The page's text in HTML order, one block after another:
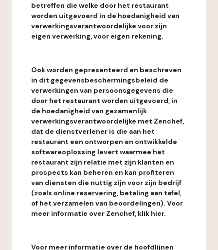
betreffen die welke door het restaurant
worden uitgevoerd in de hoedanigheid van
verwerkingsverantwoordelijke voor zijn
eigen verwerking, voor eigen rekening.
Ook worden gepresenteerd en beschreven
in dit gegevensbeschermingsbeleid de
verwerkingen van persoonsgegevens die
door het restaurant worden uitgevoerd, in
de hoedanigheid van gezamenlijk
verwerkingsverantwoordelijke met Zenchef,
dat de dienstverlener is die aan het
restaurant een ontworpen en ontwikkelde
softwareoplossing levert waarmee het
restaurant zijn relatie met zijn klanten en
prospects kan beheren en kan profiteren
van diensten die nuttig zijn voor zijn bedrijf
(zoals online reservering, betaling aan tafel,
of het verzamelen van beoordelingen). Voor
meer informatie over Zenchef, klik hier.
Voor meer informatie over de hoofdlijnen